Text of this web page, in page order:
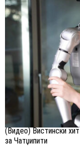
(Видео) Вистински
за Чатџипити